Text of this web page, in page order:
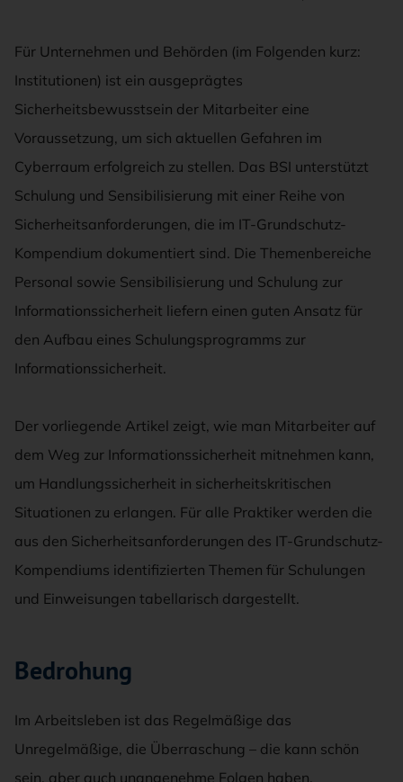
Für Unternehmen und Behörden (im Folgenden kurz:
Institutionen) ist ein ausgeprägtes
Sicherheitsbewusstsein der Mitarbeiter eine
Voraussetzung, um sich aktuellen Gefahren im
Cyberraum erfolgreich zu stellen. Das BSI unterstützt
Schulung und Sensibilisierung mit einer Reihe von
Sicherheitsanforderungen, die im IT-Grundschutz-
Kompendium dokumentiert sind. Die Themenbereiche
Personal sowie Sensibilisierung und Schulung zur
Informationssicherheit liefern einen guten Ansatz für
den Aufbau eines Schulungsprogramms zur
Informationssicherheit.
Der vorliegende Artikel zeigt, wie man Mitarbeiter auf
dem Weg zur Informationssicherheit mitnehmen kann,
um Handlungssicherheit in sicherheitskritischen
Situationen zu erlangen. Für alle Praktiker werden die
aus den Sicherheitsanforderungen des IT-Grundschutz-
Kompendiums identifizierten Themen für Schulungen
und Einweisungen tabellarisch dargestellt.
Bedrohung
Im Arbeitsleben ist das Regelmäßige das
Unregelmäßige, die Überraschung – die kann schön
sein, aber auch unangenehme Folgen haben,